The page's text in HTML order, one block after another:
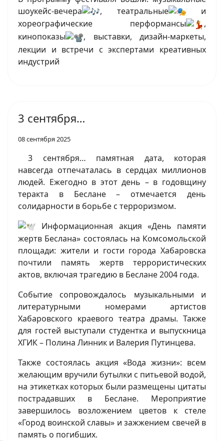
шоукейс-вечера
, театральные
и
хореографические перформансы
,
кинопоказы
, выставки, дизайн-маркеты,
лекции и встречи с экспертами креативных
индустрий
3 сентября…
08 сентября 2025
3 сентября… памятная дата, которая
навсегда отпечаталась в сердцах миллионов
людей. Ежегодно в этот день – в годовщину
теракта в Беслане – отмечается день
солидарности в борьбе с терроризмом.
Информационная акция «День памяти
жертв Беслана» состоялась на Комсомольской
площади: жители и гости города Хабаровска
почтили память жертв террористических
актов, включая трагедию в Беслане 2004 года.
Событие сопровождалось музыкальными и
литературными номерами артистов
Хабаровского краевого театра драмы. Также
для гостей выступали студентка и выпускница
ХГИК – Полина Линник и Валерия Путинцева.
Также состоялась акция «Вода жизни»: всем
желающим вручили бутылки с питьевой водой,
на этикетках которых были размещены цитаты
пострадавших в Беслане. Мероприятие
завершилось возложением цветов к стеле
«Город воинской славы» и зажжением свечей в
память о погибших.